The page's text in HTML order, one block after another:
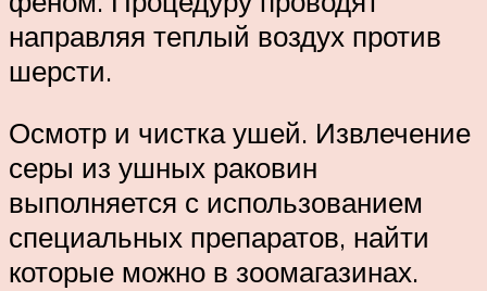
направляя теплый воздух против
шерсти.
Осмотр и чистка ушей. Извлечение
серы из ушных раковин
выполняется с использованием
специальных препаратов, найти
которые можно в зоомагазинах.